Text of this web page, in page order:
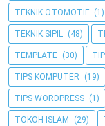
TEKNIK OTOMOTIF (1)
TEKNIK SIPIL (48)
TEMPLATE (30)
TIPS KOMPUTER (19)
TIPS WORDPRESS (1)
TOKOH ISLAM (29)